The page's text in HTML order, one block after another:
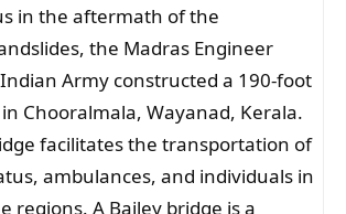
in the aftermath of the
the Madras Engineer
Army constructed a 190-foot
Chooralmala, Wayanad, Kerala.
facilitates the transportation of
ambulances, and individuals in
regions. A Bailey bridge is a